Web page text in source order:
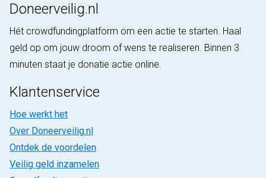
Doneerveilig.nl
Hét crowdfundingplatform om een actie te starten. Haal
geld op om jouw droom of wens te realiseren. Binnen 3
minuten staat je donatie actie online.
Klantenservice
Hoe werkt het
Over Doneerveilig.nl
Ontdek de voordelen
Veilig geld inzamelen